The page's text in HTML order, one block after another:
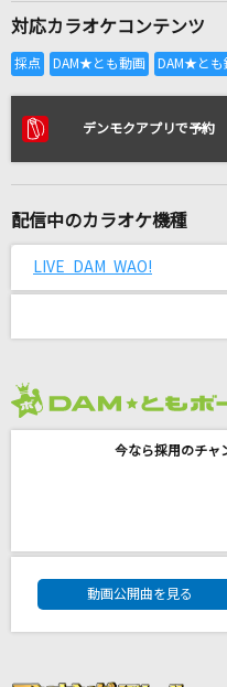
全
リアルタイムで
シャル・ウィ・ダンス?
エメラルドシティ
DAOKO×米津玄師
木星 feat. 稲葉浩志
対応カラオケコンテンツ
デンモクアプリで予約
配信中のカラオケ機種
LIVE DAM WAO!
今なら採用のチ
DAM★ともボー
動画公開曲を見る